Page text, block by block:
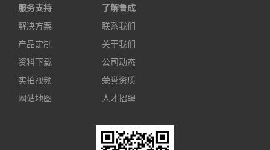
服务支持
解决方案
产品定制
资料下载
实拍视频
网站地图
了解鲁成
联系我们
关于我们
公司动态
荣誉资质
人才招聘